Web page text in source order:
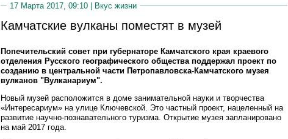
17 Марта 2017, 09:10 | Вкус жизни
Камчатские вулканы поместят в музей
Попечительский совет при губернаторе Камчатского края краевого
отделения Русского географического общества поддержал проект по
созданию в центральной части Петропавловска-Камчатского музея
вулканов "Вулканариум".
Новый музей расположится в доме занимательной науки и творчества
«Интересариум» на улице Ключевской. Это частный проект, нацеленный на
развитие научно-познавательного туризма. Открытие музея запланировано
на май 2017 года.